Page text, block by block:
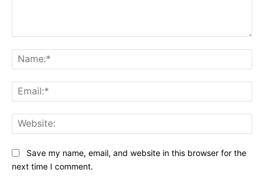
Save my name, email, and website in this browser for the
next time I comment.